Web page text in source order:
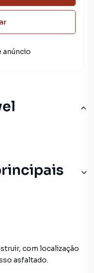
com localização
asfaltado.
anúncio